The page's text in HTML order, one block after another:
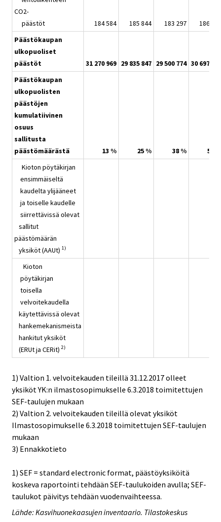
CO2-
päästöt
184 584 185 844 183 297
186 369
Päästökaupan
ulkopuoliset
päästöt
31 270 969 29 835 847 29 500 774 30 697 676
Päästökaupan
ulkopuolisten
päästöjen
kumulatiivinen
osuus
sallitusta
päästömäärästä
13 % 25 % 38 %
50 %
Kioton pöytäkirjan
ensimmäiseltä
kaudelta ylijääneet
ja toiselle kaudelle
siirrettävissä olevat
sallitut
päästömäärän
yksiköt (AAUt) 1)
Kioton
pöytäkirjan
toisella
velvoitekaudella
käytettävissä olevat
hankemekanismeista
hankitut yksiköt
(ERUt ja CERit) 2)
1) Valtion 1. velvoitekauden tileillä 31.12.2017 olleet
yksiköt YK:n ilmastosopimukselle 6.3.2018 toimitettujen
SEF-taulujen mukaan
2) Valtion 2. velvoitekauden tileillä olevat yksiköt
Ilmastosopimukselle 6.3.2018 toimitettujen SEF-taulujen
mukaan
3) Ennakkotieto
1) SEF = standard electronic format, päästöyksiköitä
koskeva raportointi tehdään SEF-taulukoiden avulla; SEF-
taulukot päivitys tehdään vuodenvaihteessa.
Lähde: Kasvihuonekaasujen inventaario. Tilastokeskus